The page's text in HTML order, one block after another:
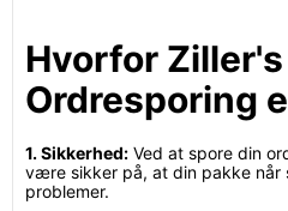
Hvorfor Ziller's
Ordresporing
1. Sikkerhed: Ved at spore din
være sikker på, at din pakke når
problemer.